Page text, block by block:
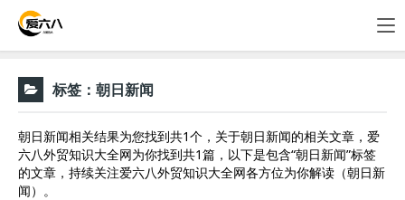
标签： 朝日新闻
朝日新闻相关结果为您找到共1个，关于朝日新闻的相关文章，爱
六八外贸知识大全网为你找到共1篇，以下是包含“朝日新闻”标签
的文章，持续关注爱六八外贸知识大全网各方位为你解读（朝日新
闻）。